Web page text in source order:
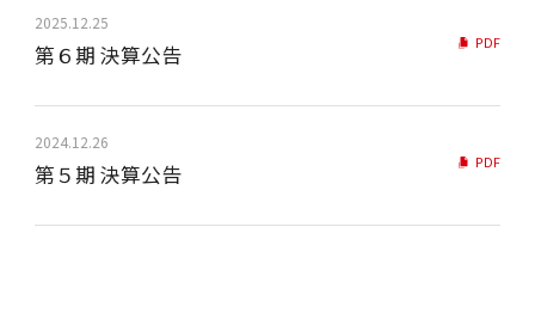
2025.12.25
第６期 決算公告 PDF
2024.12.26
第５期 決算公告 PDF